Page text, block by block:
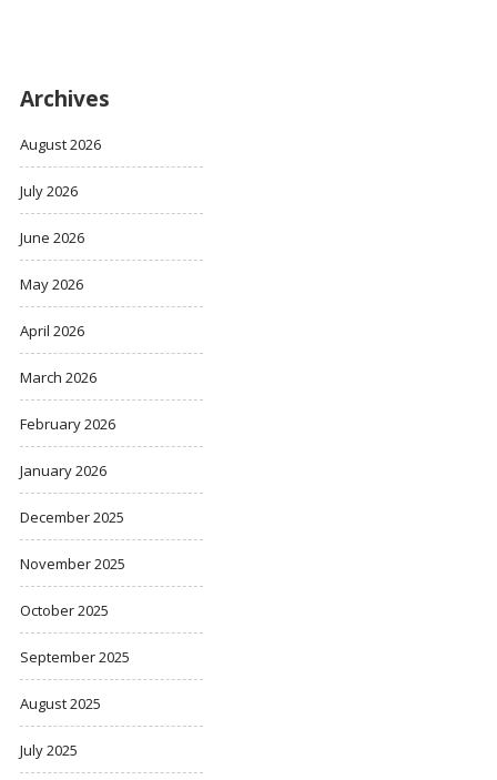
Archives
August 2026
July 2026
June 2026
May 2026
April 2026
March 2026
February 2026
January 2026
December 2025
November 2025
October 2025
September 2025
August 2025
July 2025